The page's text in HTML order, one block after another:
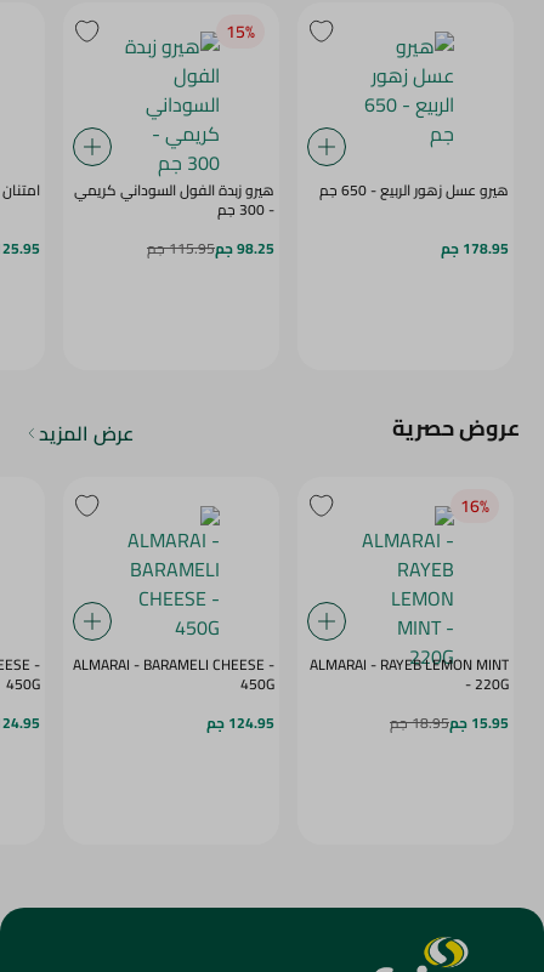
هيرو عسل زهور الربيع - 650 جم
178.95 جم
15‎%‎
هيرو زبدة الفول السوداني كريمي
- 300 جم
98.25 جم
115.95 جم
امتنان
125.95
عروض حصرية عرض المزيد
16‎%‎
ALMARAI - RAYEB LEMON MINT
- 220G
15.95 جم
18.95 جم
ALMARAI - BARAMELI CHEESE -
450G
124.95 جم
-
450G
124.95